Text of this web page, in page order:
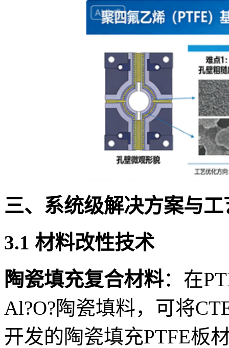
三、系统级解决方案与工
3.1 材料改性技术
陶瓷填充复合材料：在
Al?O?陶瓷填料，可将
开发的陶瓷填充PTFE板